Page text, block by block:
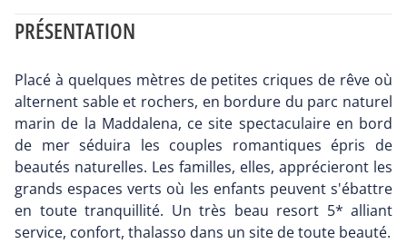
PRÉSENTATION
Placé à quelques mètres de petites criques de rêve où
alternent sable et rochers, en bordure du parc naturel
marin de la Maddalena, ce site spectaculaire en bord
de mer séduira les couples romantiques épris de
beautés naturelles. Les familles, elles, apprécieront les
grands espaces verts où les enfants peuvent s'ébattre
en toute tranquillité. Un très beau resort 5* alliant
service, confort, thalasso dans un site de toute beauté.